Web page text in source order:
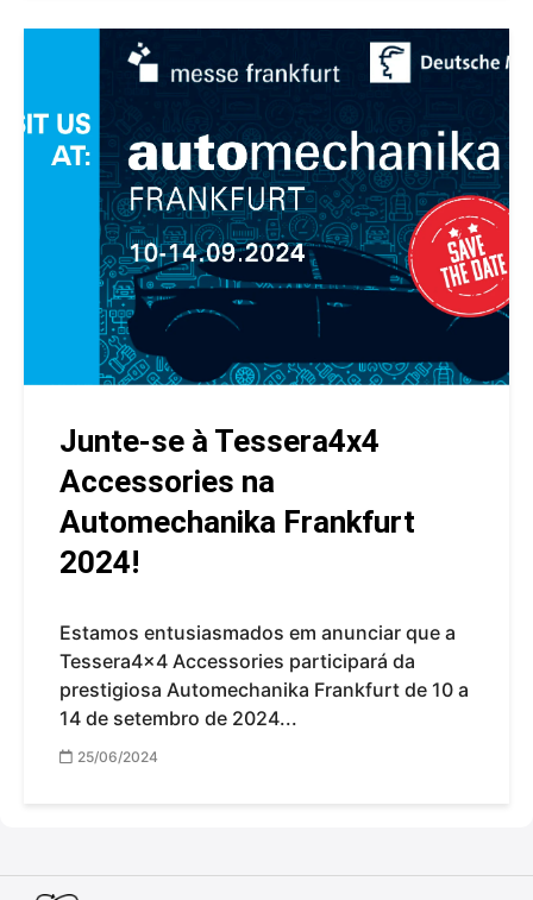
Junte-se à Tessera4x4
Accessories na
Automechanika Frankfurt
2024!
Estamos entusiasmados em anunciar que a
Tessera4x4 Accessories participará da
prestigiosa Automechanika Frankfurt de 10 a
14 de setembro de 2024...
25/06/2024